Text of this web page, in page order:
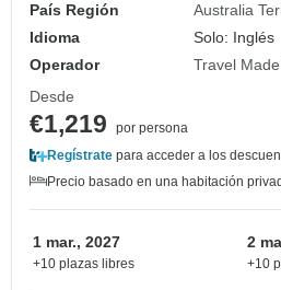
País Región
Australia
Idioma
Solo: Inglés
Operador
Travel
Desde
€1,219
por persona
Regístrate para acceder a los
Precio basado en una habitación
1 mar., 2027
+10 plazas libres
2
+10